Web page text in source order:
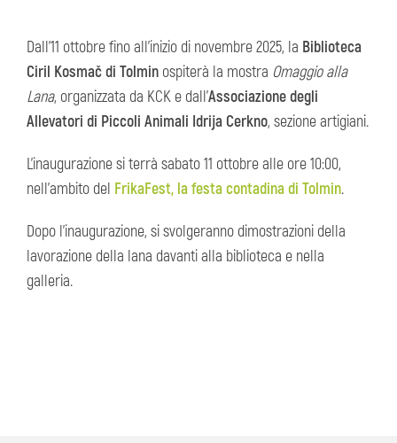
Dall’11 ottobre fino all’inizio di novembre 2025, la Biblioteca
Ciril Kosmač di Tolmin ospiterà la mostra Omaggio alla
Lana, organizzata da KCK e dall’Associazione degli
Allevatori di Piccoli Animali Idrija Cerkno, sezione artigiani.
L’inaugurazione si terrà sabato 11 ottobre alle ore 10:00,
nell’ambito del FrikaFest, la festa contadina di Tolmin.
Dopo l’inaugurazione, si svolgeranno dimostrazioni della
lavorazione della lana davanti alla biblioteca e nella
galleria.